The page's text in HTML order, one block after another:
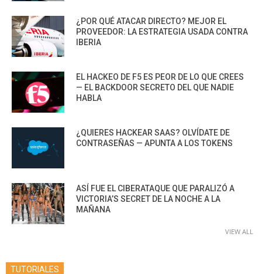
¿POR QUÉ ATACAR DIRECTO? MEJOR EL
PROVEEDOR: LA ESTRATEGIA USADA CONTRA
IBERIA
EL HACKEO DE F5 ES PEOR DE LO QUE CREES
— EL BACKDOOR SECRETO DEL QUE NADIE
HABLA
¿QUIERES HACKEAR SAAS? OLVÍDATE DE
CONTRASEÑAS — APUNTA A LOS TOKENS
ASÍ FUE EL CIBERATAQUE QUE PARALIZÓ A
VICTORIA’S SECRET DE LA NOCHE A LA
MAÑANA
VIEW ALL
TUTORIALES